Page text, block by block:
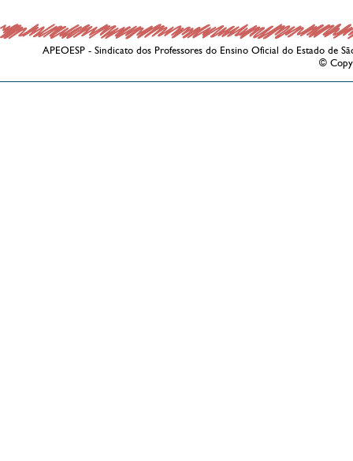
APEOESP - Sindicato dos Professores do Ensino Oficial do Estado de
©